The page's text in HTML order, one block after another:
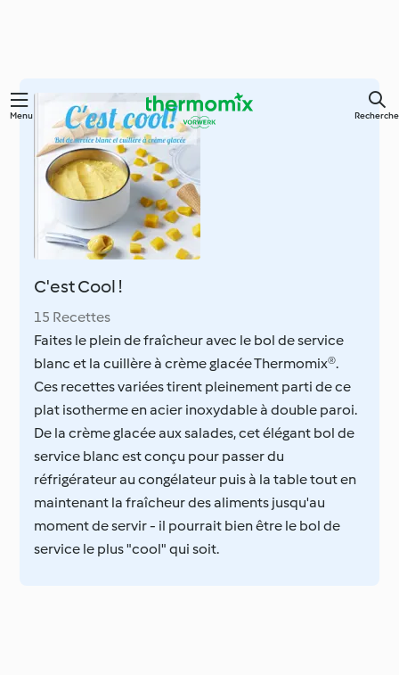
Skip
content
Menu Recherche
C'est Cool !
15 Recettes
Faites le plein de fraîcheur avec le bol de service
blanc et la cuillère à crème glacée Thermomix®.
Ces recettes variées tirent pleinement parti de ce
plat isotherme en acier inoxydable à double paroi.
De la crème glacée aux salades, cet élégant bol de
service blanc est conçu pour passer du
réfrigérateur au congélateur puis à la table tout en
maintenant la fraîcheur des aliments jusqu'au
moment de servir - il pourrait bien être le bol de
service le plus "cool" qui soit.